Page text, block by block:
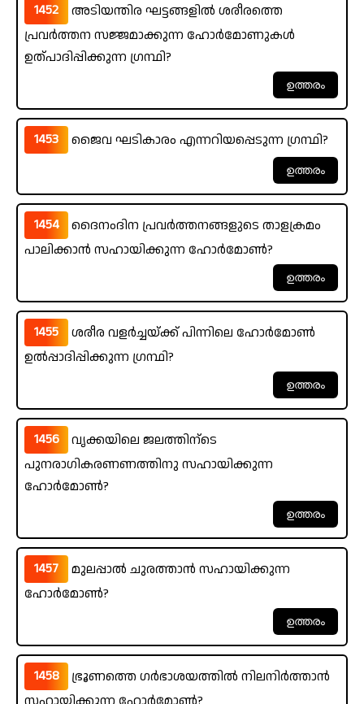
1452
അടിയന്തിര ഘട്ടങ്ങളിൽ ശരീരത്തെ
പ്രവർത്തന സജ്ജമാക്കുന്ന ഹോർമോണുകൾ
ഉത്പാദിപ്പിക്കുന്ന ഗ്രന്ഥി?
1453 ജൈവ ഘടികാരം എന്നറിയപ്പെടുന്ന ഗ്രന്ഥി?
1454
ദൈനംദിന പ്രവർത്തനങ്ങളുടെ താളക്രമം
പാലിക്കാൻ സഹായിക്കുന്ന ഹോർമോൺ?
1455
ശരീര വളർച്ചയ്ക്ക് പിന്നിലെ ഹോർമോൺ
ഉൽപ്പാദിപ്പിക്കുന്ന ഗ്രന്ഥി?
1456
വൃക്കയിലെ ജലത്തിന്ടെ
പുനരാഗികരണണത്തിനു സഹായിക്കുന്ന
ഹോർമോൺ?
1457
മുലപ്പാൽ ചുരത്താൻ സഹായിക്കുന്ന
ഹോർമോൺ?
1458
ഭ്രൂണത്തെ ഗർഭാശയത്തിൽ നിലനിർത്താൻ